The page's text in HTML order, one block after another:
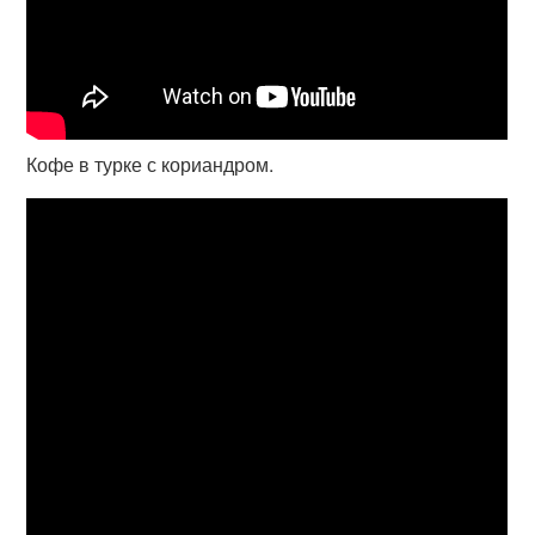
Кофе в турке с кориандром.